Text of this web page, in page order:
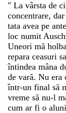
" La vârsta de
concentrare,
tata avea pe
loc numit
Uneori mă
repara ceasuri
întindea mâna
de vară. Nu era
într-un final să
vreme să nu-l
cum ar fi o